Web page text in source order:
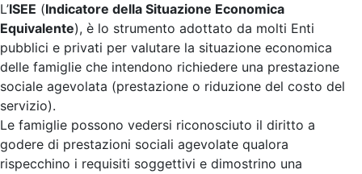
L’ISEE (Indicatore della Situazione Economica
Equivalente), è lo strumento adottato da molti Enti
pubblici e privati per valutare la situazione economica
delle famiglie che intendono richiedere una prestazione
sociale agevolata (prestazione o riduzione del costo del
servizio).
Le famiglie possono vedersi riconosciuto il diritto a
godere di prestazioni sociali agevolate qualora
rispecchino i requisiti soggettivi e dimostrino una